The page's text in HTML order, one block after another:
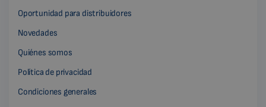
Oportunidad para distribuidores
Novedades
Quiénes somos
Política de privacidad
Condiciones generales